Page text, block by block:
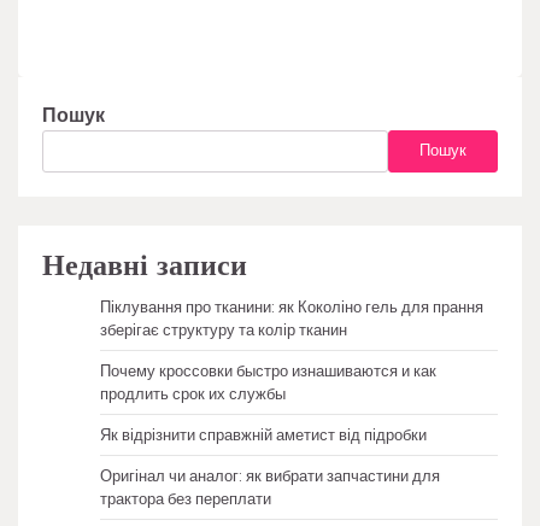
Пошук
Пошук
Недавні записи
Піклування про тканини: як Коколіно гель для прання
зберігає структуру та колір тканин
Почему кроссовки быстро изнашиваются и как
продлить срок их службы
Як відрізнити справжній аметист від підробки
Оригінал чи аналог: як вибрати запчастини для
трактора без переплати